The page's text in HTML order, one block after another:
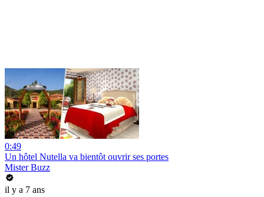
0:49
Un hôtel Nutella va bientôt ouvrir ses portes
Mister Buzz
il y a 7 ans